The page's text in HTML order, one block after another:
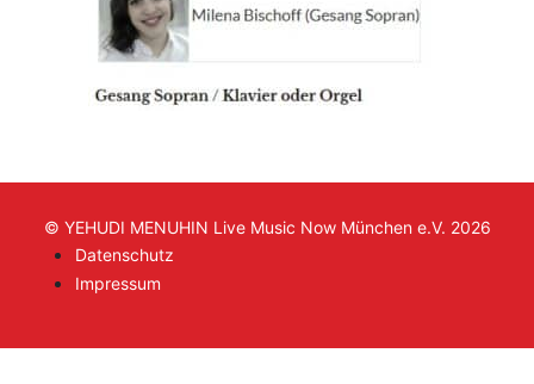
© YEHUDI MENUHIN Live Music Now München e.V. 2026
Datenschutz
Impressum